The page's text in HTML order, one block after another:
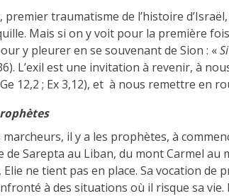
premier traumatisme de l’histoire
Mais si on y voit pour la première
y pleurer en se souvenant de Sion : «
L’exil est une invitation à revenir, à
12,2 ; Ex 3,12), et à nous remettre en
il y a les prophètes, à
de Sarepta au Liban, du mont Carmel
Elie ne tient pas en place. Sa vocation
à des situations où il risque sa vie.